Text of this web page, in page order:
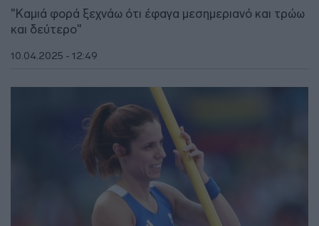
"Καμιά φορά ξεχνάω ότι έφαγα μεσημεριανό και τρώω
και δεύτερο"
10.04.2025 - 12:49